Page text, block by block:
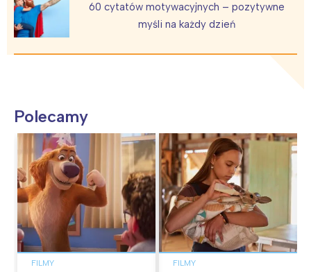
60 cytatów motywacyjnych – pozytywne
myśli na każdy dzień
Polecamy
FILMY FILMY